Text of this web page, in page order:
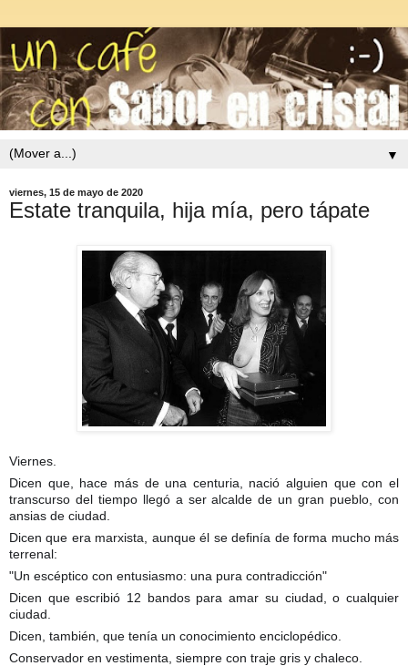
▼
viernes, 15 de mayo de 2020
Estate tranquila, hija mía, pero tápate
Viernes.
Dicen que, hace más de una centuria, nació alguien que con el
transcurso del tiempo llegó a ser alcalde de un gran pueblo, con
ansias de ciudad.
Dicen que era marxista, aunque él se definía de forma mucho más
terrenal:
"Un escéptico con entusiasmo: una pura contradicción"
Dicen que escribió 12 bandos para amar su ciudad, o cualquier
ciudad.
Dicen, también, que tenía un conocimiento enciclopédico.
Conservador en vestimenta, siempre con traje gris y chaleco.